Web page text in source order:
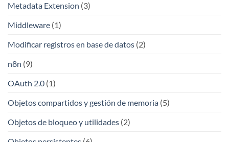
Metadata Extension (3)
Middleware (1)
Modificar registros en base de datos (2)
n8n (9)
OAuth 2.0 (1)
Objetos compartidos y gestión de memoria (5)
Objetos de bloqueo y utilidades (2)